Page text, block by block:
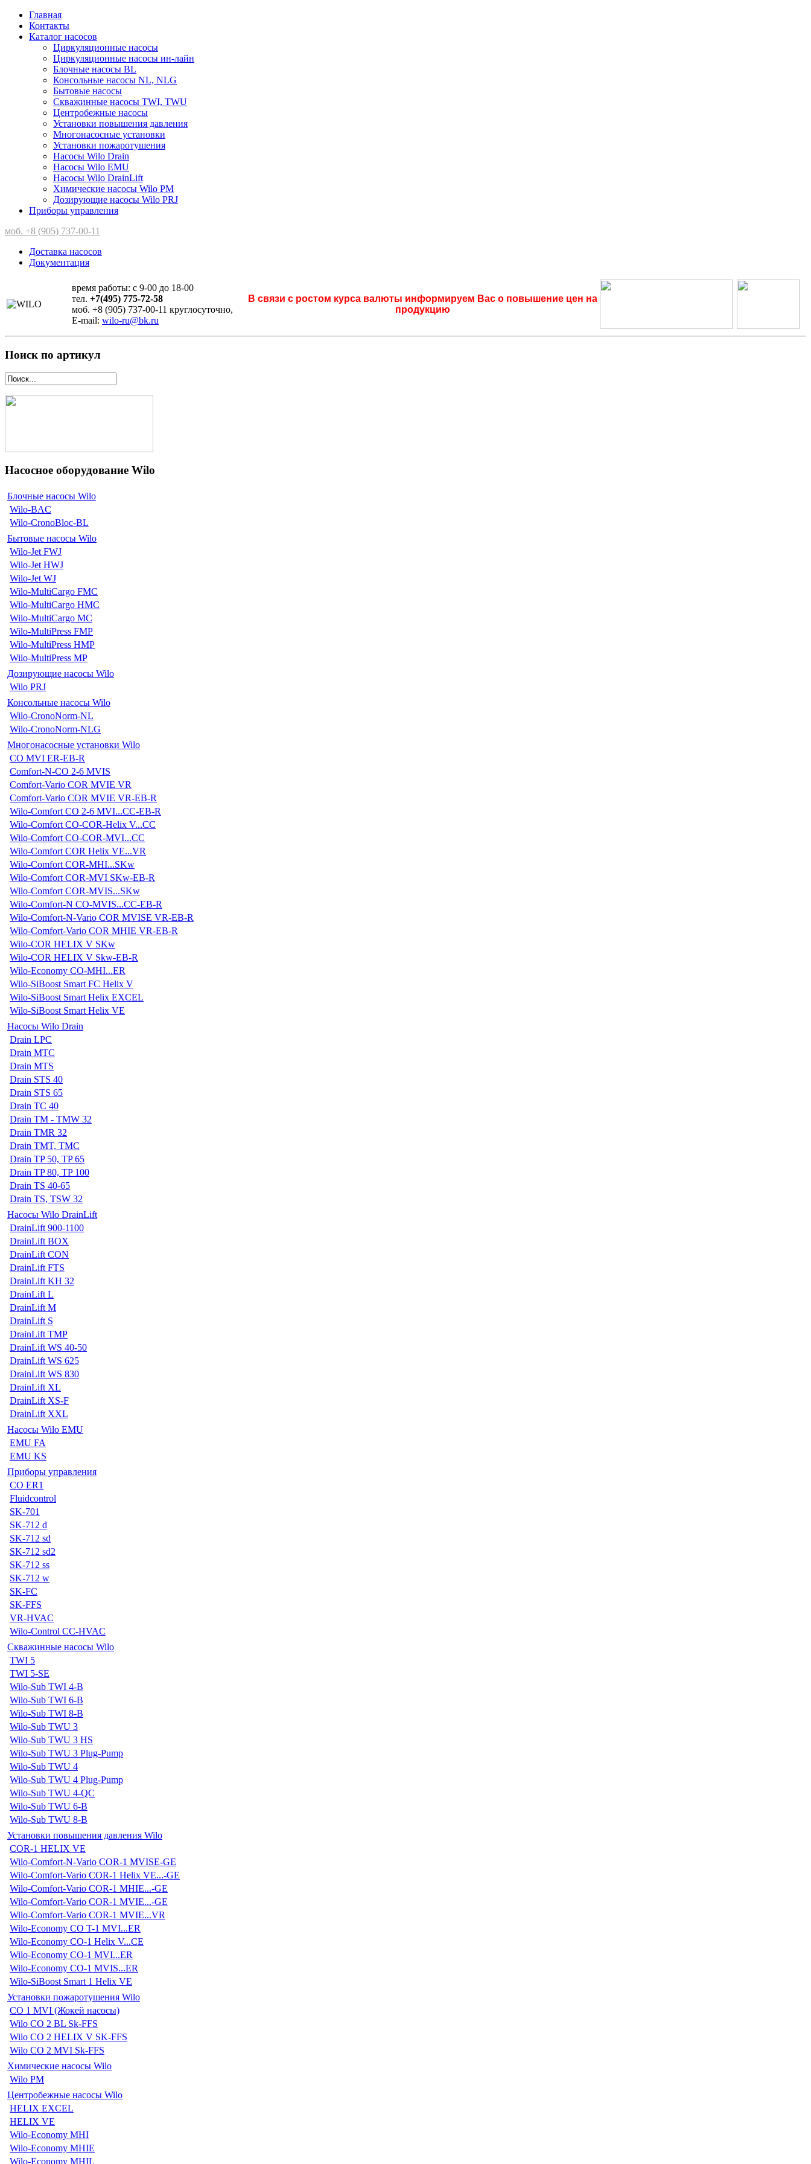
Главная
Контакты
Каталог насосов
Циркуляционные насосы
Циркуляционные насосы ин-лайн
Блочные насосы BL
Консольные насосы NL, NLG
Бытовые насосы
Скважинные насосы TWI, TWU
Центробежные насосы
Установки повышения давления
Многонасосные установки
Установки пожаротушения
Насосы Wilo Drain
Насосы Wilo EMU
Насосы Wilo DrainLift
Химические насосы Wilo PM
Дозирующие насосы Wilo PRJ
Приборы управления
моб. +8 (905) 737-00-11
Доставка насосов
Документация
время работы: с 9-00 до 18-00
тел. +7(495) 775-72-58
моб. +8 (905) 737-00-11 круглосуточно,
E-mail: wilo-ru@bk.ru
В связи с ростом курса валюты информируем Вас о повышение цен на
продукцию
Поиск по артикул
Насосное оборудование Wilo
Блочные насосы Wilo
Wilo-BAC
Wilo-CronoBloc-BL
Бытовые насосы Wilo
Wilo-Jet FWJ
Wilo-Jet HWJ
Wilo-Jet WJ
Wilo-MultiCargo FMC
Wilo-MultiCargo HMC
Wilo-MultiCargo MC
Wilo-MultiPress FMP
Wilo-MultiPress HMP
Wilo-MultiPress MP
Дозирующие насосы Wilo
Wilo PRJ
Консольные насосы Wilo
Wilo-CronoNorm-NL
Wilo-CronoNorm-NLG
Многонасосные установки Wilo
CO MVI ER-EB-R
Comfort-N-CO 2-6 MVIS
Comfort-Vario COR MVIE VR
Comfort-Vario COR MVIE VR-EB-R
Wilo-Comfort CO 2-6 MVI...CC-EB-R
Wilo-Comfort CO-COR-Helix V...CC
Wilo-Comfort CO-COR-MVI...CC
Wilo-Comfort COR Helix VE...VR
Wilo-Comfort COR-MHI...SKw
Wilo-Comfort COR-MVI SKw-EB-R
Wilo-Comfort COR-MVIS...SKw
Wilo-Comfort-N CO-MVIS...CC-EB-R
Wilo-Comfort-N-Vario COR MVISE VR-EB-R
Wilo-Comfort-Vario COR MHIE VR-EB-R
Wilo-COR HELIX V SKw
Wilo-COR HELIX V Skw-EB-R
Wilo-Economy CO-MHI...ER
Wilo-SiBoost Smart FC Helix V
Wilo-SiBoost Smart Helix EXCEL
Wilo-SiBoost Smart Helix VE
Насосы Wilo Drain
Drain LPC
Drain MTC
Drain MTS
Drain STS 40
Drain STS 65
Drain TC 40
Drain TM - TMW 32
Drain TMR 32
Drain TMT, TMC
Drain TP 50, TP 65
Drain TP 80, TP 100
Drain TS 40-65
Drain TS, TSW 32
Насосы Wilo DrainLift
DrainLift 900-1100
DrainLift BOX
DrainLift CON
DrainLift FTS
DrainLift KH 32
DrainLift L
DrainLift M
DrainLift S
DrainLift TMP
DrainLift WS 40-50
DrainLift WS 625
DrainLift WS 830
DrainLift XL
DrainLift XS-F
DrainLift XXL
Насосы Wilo EMU
EMU FA
EMU KS
Приборы управления
CO ER1
Fluidcontrol
SK-701
SK-712 d
SK-712 sd
SK-712 sd2
SK-712 ss
SK-712 w
SK-FC
SK-FFS
VR-HVAC
Wilo-Control CC-HVAC
Скважинные насосы Wilo
TWI 5
TWI 5-SE
Wilo-Sub TWI 4-B
Wilo-Sub TWI 6-B
Wilo-Sub TWI 8-B
Wilo-Sub TWU 3
Wilo-Sub TWU 3 HS
Wilo-Sub TWU 3 Plug-Pump
Wilo-Sub TWU 4
Wilo-Sub TWU 4 Plug-Pump
Wilo-Sub TWU 4-QC
Wilo-Sub TWU 6-B
Wilo-Sub TWU 8-B
Установки повышения давления Wilo
COR-1 HELIX VE
Wilo-Comfort-N-Vario COR-1 MVISE-GE
Wilo-Comfort-Vario COR-1 Helix VE...-GE
Wilo-Comfort-Vario COR-1 MHIE...-GE
Wilo-Comfort-Vario COR-1 MVIE...-GE
Wilo-Comfort-Vario COR-1 MVIE...VR
Wilo-Economy CO T-1 MVI...ER
Wilo-Economy CO-1 Helix V...CE
Wilo-Economy CO-1 MVI...ER
Wilo-Economy CO-1 MVIS...ER
Wilo-SiBoost Smart 1 Helix VE
Установки пожаротушения Wilo
CO 1 MVI (Жокей насосы)
Wilo CO 2 BL Sk-FFS
Wilo CO 2 HELIX V SK-FFS
Wilo CO 2 MVI Sk-FFS
Химические насосы Wilo
Wilo PM
Центробежные насосы Wilo
HELIX EXCEL
HELIX VE
Wilo-Economy MHI
Wilo-Economy MHIE
Wilo-Economy MHIL